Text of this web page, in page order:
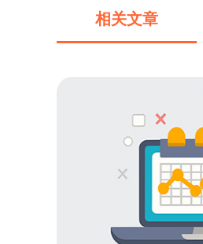
相关文章